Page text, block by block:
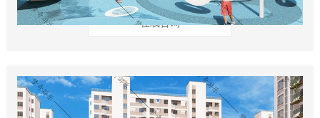
在线咨询